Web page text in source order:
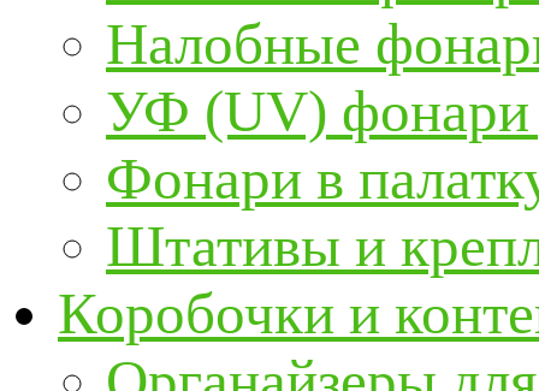
Налобные
УФ (UV) фонари
Фонари в
Штативы и
Коробочки и